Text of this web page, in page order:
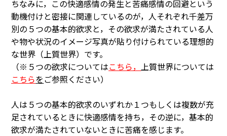
ちなみに，この快適感情の発生と苦痛感情の回避という
動機付けと密接に関連しているのが，人それぞれ千差万
別の５つの基本的欲求と，その欲求が満たされている人
や物や状況のイメージ写真が貼り付けられている理想的
な世界（上質世界）です。
（※５つの欲求についてはこちら，上質世界については
こちらをご参照ください）
人は５つの基本的欲求のいずれか１つもしくは複数が充
足されているときに快適感情を持ち，その逆に，基本的
欲求が満たされていないときに苦痛を感じます。